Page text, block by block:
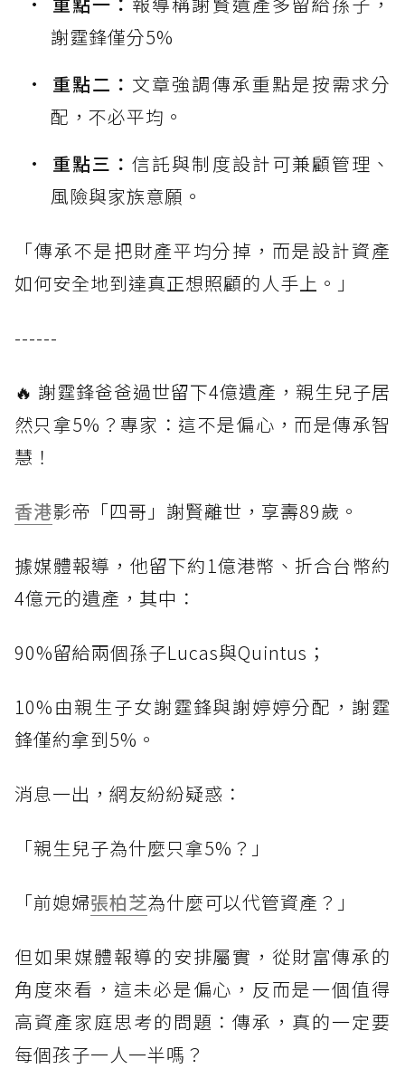
謝霆鋒僅分5%
重點二： 文章強調傳承重點是按需求分
配，不必平均。
重點三：信託與制度設計可兼顧管理、
風險與家族意願。
「傳承不是把財產平均分掉，而是設計資產
如何安全地到達真正想照顧的人手上。」
------
🔥 謝霆鋒爸爸過世留下4億遺產，親生兒子居
然只拿5%？專家：這不是偏心，而是傳承智
慧！
香港影帝「四哥」謝賢離世，享壽89歲。
據媒體報導，他留下約1億港幣、折合台幣約
4億元的遺產，其中：
90%留給兩個孫子Lucas與Quintus；
10%由親生子女謝霆鋒與謝婷婷分配，謝霆
鋒僅約拿到5%。
消息一出，網友紛紛疑惑：
「親生兒子為什麼只拿5%？」
「前媳婦張柏芝為什麼可以代管資產？」
但如果媒體報導的安排屬實，從財富傳承的
角度來看，這未必是偏心，反而是一個值得
高資產家庭思考的問題：傳承，真的一定要
每個孩子一人一半嗎？